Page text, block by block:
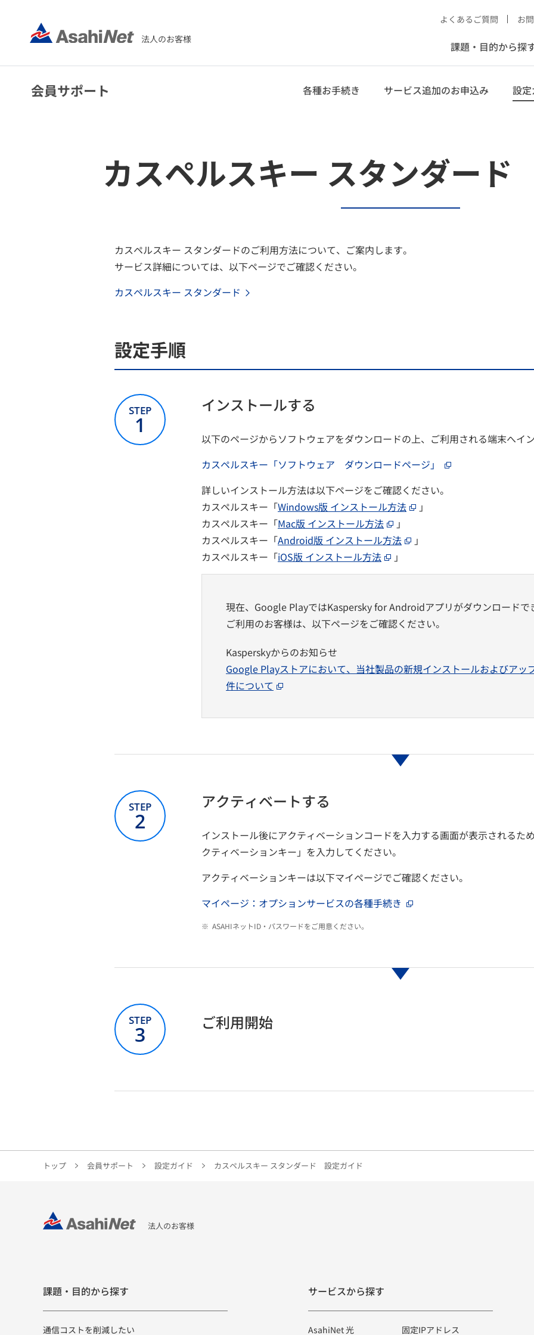
法人のお客様
よくあるご質問 お
課題・目的から探
会員サポート 各種お手続き サービス追加のお申込み 設定
カスペルスキー スタンダー
カスペルスキー スタンダードのご利用方法について、ご案内します。
サービス詳細については、以下ページでご確認ください。
カスペルスキー スタンダード
設定手順
STEP
1
インストールする
以下のページからソフトウェアをダウンロードの上、ご利用される端末へイ
カスペルスキー「ソフトウェア ダウンロードページ」
詳しいインストール方法は以下ページをご確認ください。
カスペルスキー「Windows版 インストール方法
」
カスペルスキー「Mac版 インストール方法
」
カスペルスキー「Android版 インストール方法
」
カスペルスキー「iOS版 インストール方法 」
現在、Google PlayではKaspersky for Androidアプリがダウンロードで
ご利用のお客様は、以下ページをご確認ください。
Kasperskyからのお知らせ
Google Playストアにおいて、当社製品の新規インストールおよびアッ
件について
STEP
2
アクティベートする
インストール後にアクティベーションコードを入力する画面が表示されるた
クティベーションキー」を入力してください。
アクティベーションキーは以下マイページでご確認ください。
マイページ：オプションサービスの各種手続き
※ ASAHIネットID・パスワードをご用意ください。
STEP
3 ご利用開始
トップ 会員サポート 設定ガイド カスペルスキー スタンダード 設定ガイド
法人のお客様
課題・目的から探す
通信コストを削減したい
サービスから探す
AsahiNet 光 固定IPアドレス